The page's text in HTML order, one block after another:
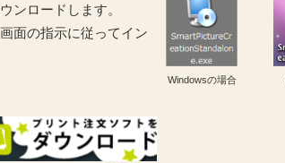
Windowsの場合
ンロードします。
面の指示に従ってイン